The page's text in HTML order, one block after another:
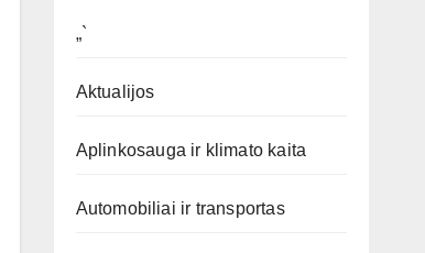
„`
Aktualijos
Aplinkosauga ir klimato kaita
Automobiliai ir transportas